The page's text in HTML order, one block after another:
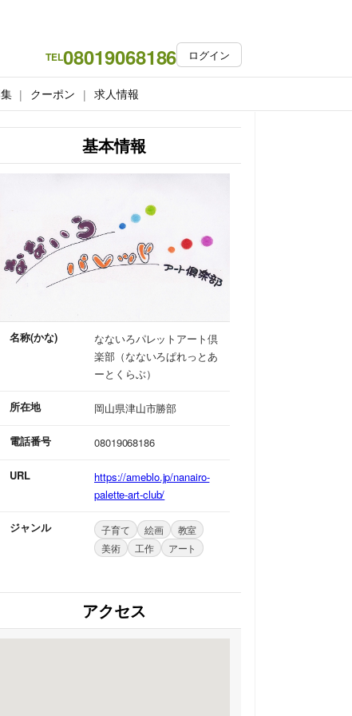
TEL08019068186 ログイン
クーポン 求人情報
基本情報
名称(かな)
なないろパレットアート倶
楽部（なないろぱれっとあ
ーとくらぶ）
所在地 岡山県津山市勝部
電話番号 08019068186
URL
https://ameblo.jp/nanairo-
palette-art-club/
ジャンル 子育て 絵画
教室
美術
工作 アート
アクセス